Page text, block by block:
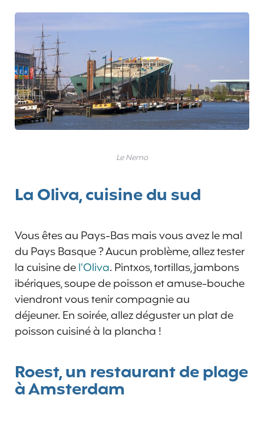
Le Nemo
La Oliva, cuisine du sud
Vous êtes au Pays-Bas mais vous avez le mal
du Pays Basque ? Aucun problème, allez tester
la cuisine del’Oliva. Pintxos, tortillas, jambons
ibériques, soupe de poisson et amuse-bouche
viendront vous tenir compagnie au
déjeuner. En soirée, allez déguster un plat de
poisson cuisiné à la plancha !
Roest, un restaurant de plage
à Amsterdam